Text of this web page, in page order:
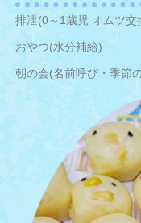
排泄(0～1歳児 オムツ交
おやつ(水分補給)
朝の会(名前呼び・季節